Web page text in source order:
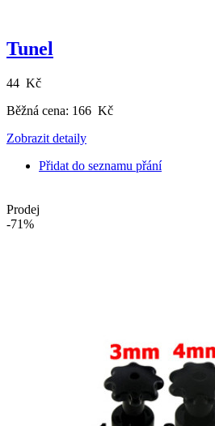
Tunel
44 Kč
Běžná cena: 166 Kč
Zobrazit detaily
Přidat do seznamu přání
Prodej
-71%